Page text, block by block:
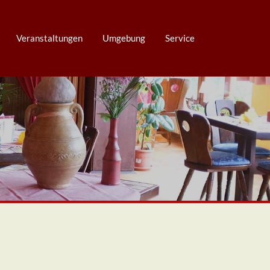
Veranstaltungen Umgebung Service